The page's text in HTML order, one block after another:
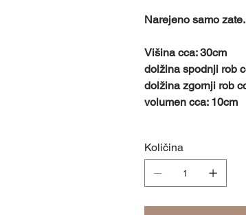
Narejeno samo zate.
Višina cca: 30cm
dolžina spodnji rob
dolžina zgornji rob
volumen cca: 10cm
Količina